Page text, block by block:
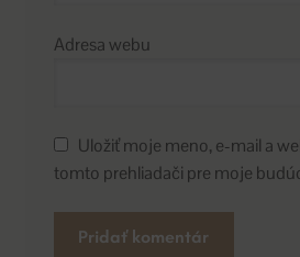
Adresa webu
Uložiť moje meno, e-mail a
tomto prehliadači pre moje